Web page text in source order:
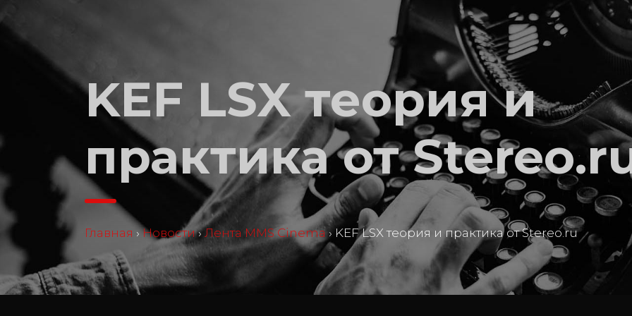
KEF LSX теория и
практика от
Главная › Новости › Лента MMS Cinema › KEF LSX теория и практика от Stereo.ru